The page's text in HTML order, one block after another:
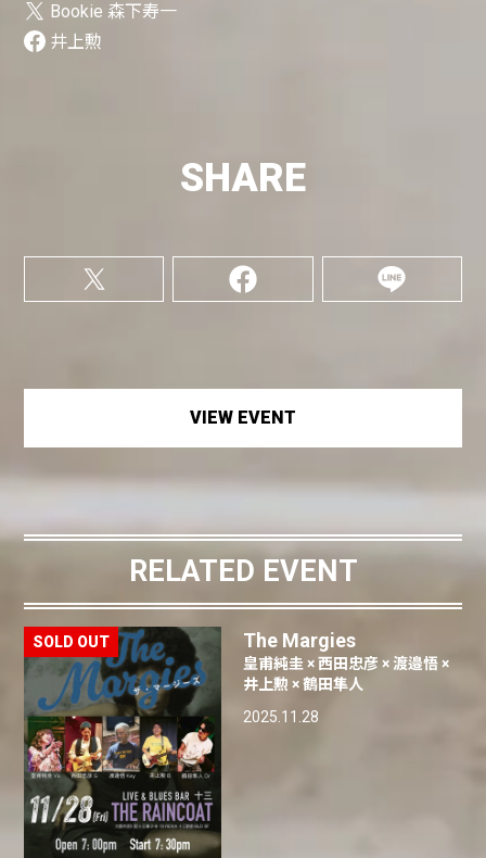
Bookie 森下寿一
井上勲
SHARE
VIEW EVENT
RELATED EVENT
The Margies
皇甫純圭 × 西田忠彦 × 渡邉悟 ×
井上勲 × 鶴田隼人
2025.11.28